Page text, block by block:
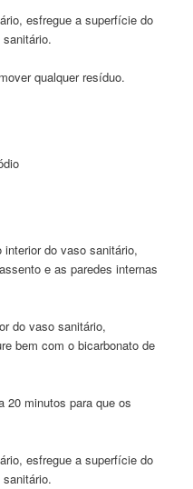
esfregue a superfície do
qualquer resíduo.
do vaso sanitário,
e as paredes internas
do vaso sanitário,
bem com o bicarbonato de
20 minutos para que os
esfregue a superfície do